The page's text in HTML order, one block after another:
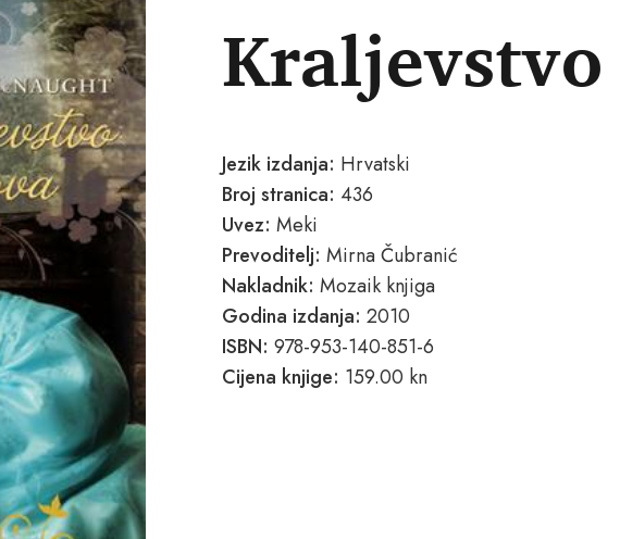
Jezik izdanja: Hrvatski
Broj stranica: 436
Uvez: Meki
Prevoditelj: Mirna Čubranić
Nakladnik: Mozaik knjiga
Godina izdanja: 2010
ISBN: 978-953-140-851-6
Cijena knjige: 159.00 kn